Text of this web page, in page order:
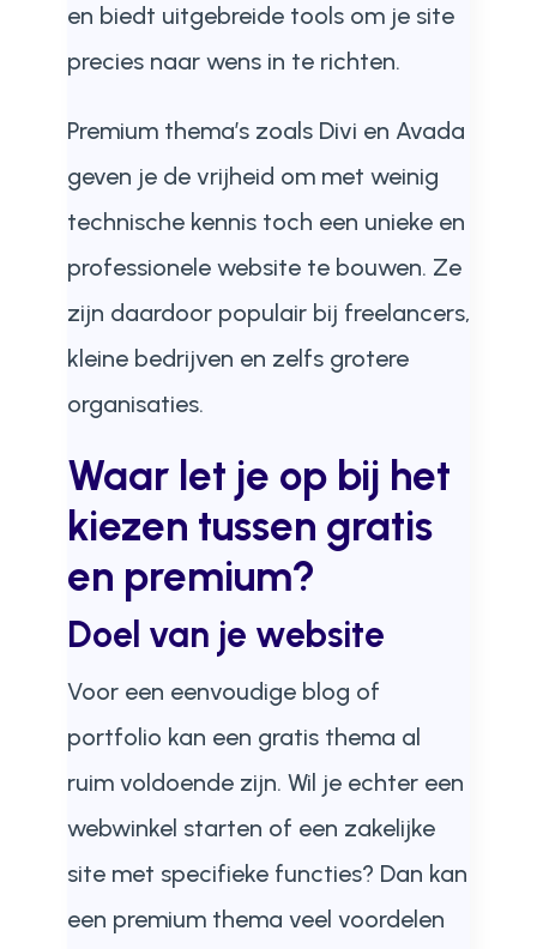
en biedt uitgebreide tools om je site
precies naar wens in te richten.
Premium thema’s zoals Divi en Avada
geven je de vrijheid om met weinig
technische kennis toch een unieke en
professionele website te bouwen. Ze
zijn daardoor populair bij freelancers,
kleine bedrijven en zelfs grotere
organisaties.
Waar let je op bij het
kiezen tussen gratis
en premium?
Doel van je website
Voor een eenvoudige blog of
portfolio kan een gratis thema al
ruim voldoende zijn. Wil je echter een
webwinkel starten of een zakelijke
site met specifieke functies? Dan kan
een premium thema veel voordelen